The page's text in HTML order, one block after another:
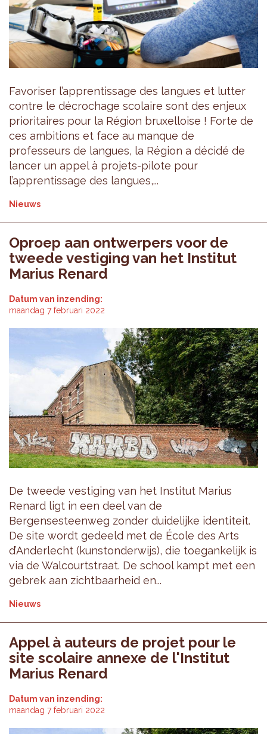
Favoriser l’apprentissage des langues et lutter
contre le décrochage scolaire sont des enjeux
prioritaires pour la Région bruxelloise ! Forte de
ces ambitions et face au manque de
professeurs de langues, la Région a décidé de
lancer un appel à projets-pilote pour
l’apprentissage des langues,...
Nieuws
Oproep aan ontwerpers voor de
tweede vestiging van het Institut
Marius Renard
Datum van inzending:
maandag 7 februari 2022
De tweede vestiging van het Institut Marius
Renard ligt in een deel van de
Bergensesteenweg zonder duidelijke identiteit.
De site wordt gedeeld met de École des Arts
d’Anderlecht (kunstonderwijs), die toegankelijk is
via de Walcourtstraat. De school kampt met een
gebrek aan zichtbaarheid en...
Nieuws
Appel à auteurs de projet pour le
site scolaire annexe de l'Institut
Marius Renard
Datum van inzending:
maandag 7 februari 2022